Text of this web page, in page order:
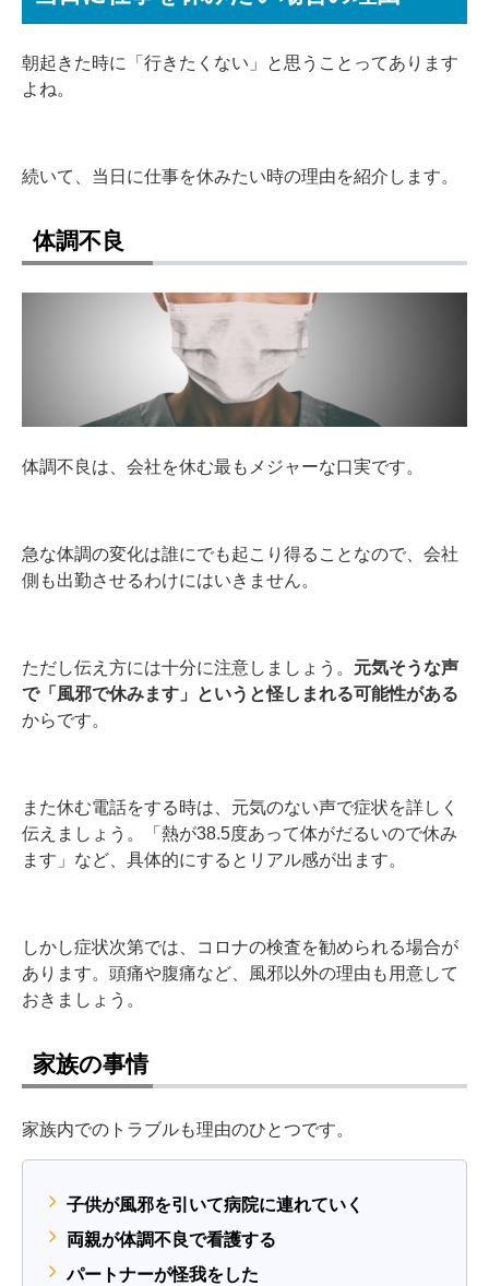
朝起きた時に「行きたくない」と思うことってあります
よね。
続いて、当日に仕事を休みたい時の理由を紹介します。
体調不良
体調不良は、会社を休む最もメジャーな口実です。
急な体調の変化は誰にでも起こり得ることなので、会社
側も出勤させるわけにはいきません。
ただし伝え方には十分に注意しましょう。 元気そうな声
で「風邪で休みます」というと怪しまれる可能性がある
からです。
また休む電話をする時は、元気のない声で症状を詳しく
伝えましょう。「熱が38.5度あって体がだるいので休み
ます」など、具体的にするとリアル感が出ます。
しかし症状次第では、コロナの検査を勧められる場合が
あります。頭痛や腹痛など、風邪以外の理由も用意して
おきましょう。
家族の事情
家族内でのトラブルも理由のひとつです。
子供が風邪を引いて病院に連れていく
両親が体調不良で看護する
パートナーが怪我をした